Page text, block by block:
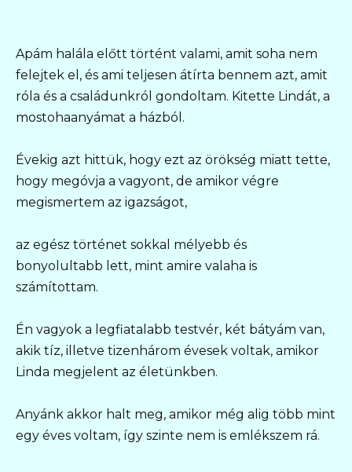
Apám halála előtt történt valami, amit soha nem
felejtek el, és ami teljesen átírta bennem azt, amit
róla és a családunkról gondoltam. Kitette Lindát, a
mostohaanyámat a házból.
Évekig azt hittük, hogy ezt az örökség miatt tette,
hogy megóvja a vagyont, de amikor végre
megismertem az igazságot,
az egész történet sokkal mélyebb és
bonyolultabb lett, mint amire valaha is
számítottam.
Én vagyok a legfiatalabb testvér, két bátyám van,
akik tíz, illetve tizenhárom évesek voltak, amikor
Linda megjelent az életünkben.
Anyánk akkor halt meg, amikor még alig több mint
egy éves voltam, így szinte nem is emlékszem rá.